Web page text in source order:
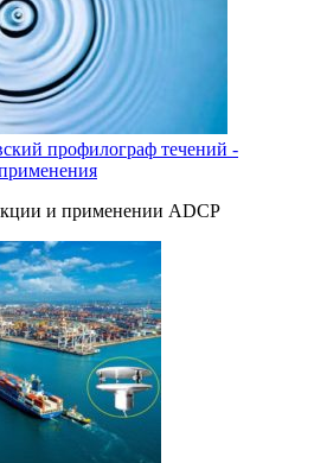
профилограф течений -
и применении ADCP